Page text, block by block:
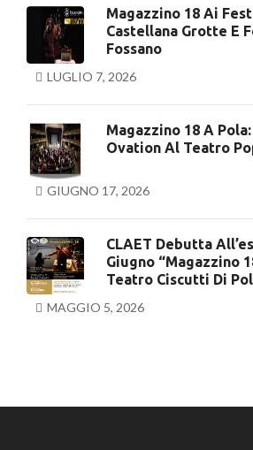
Magazzino 18 Ai
Castellana Grotte E
Fossano
LUGLIO 7, 2026
Magazzino 18 A
Ovation Al Teatro
GIUGNO 17, 2026
CLAET Debutta
Giugno “Magazzino
Teatro Ciscutti Di
MAGGIO 5, 2026